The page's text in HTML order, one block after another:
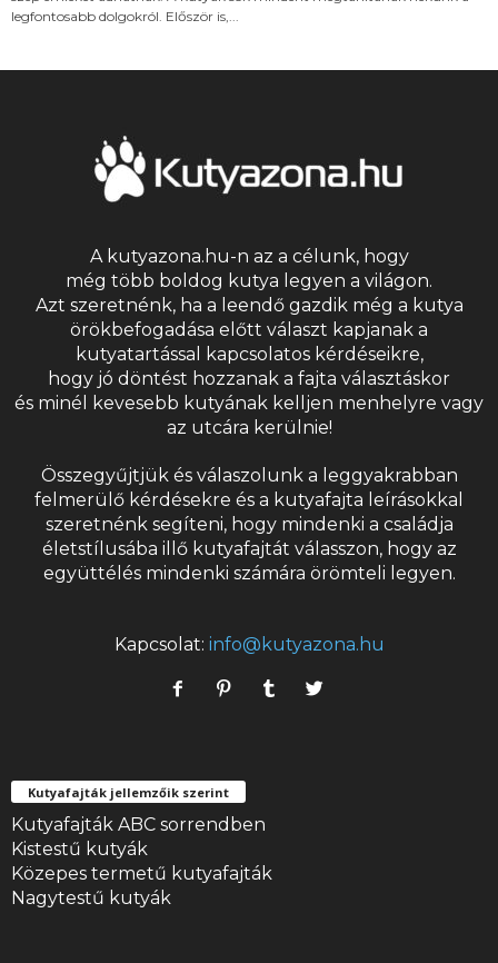
legfontosabb dolgokról. Először is,...
A kutyazona.hu-n az a célunk, hogy
még több boldog kutya legyen a világon.
Azt szeretnénk, ha a leendő gazdik még a kutya
örökbefogadása előtt választ kapjanak a
kutyatartással kapcsolatos kérdéseikre,
hogy jó döntést hozzanak a fajta választáskor
és minél kevesebb kutyának kelljen menhelyre vagy
az utcára kerülnie!
Összegyűjtjük és válaszolunk a leggyakrabban
felmerülő kérdésekre és a kutyafajta leírásokkal
szeretnénk segíteni, hogy mindenki a családja
életstílusába illő kutyafajtát válasszon, hogy az
együttélés mindenki számára örömteli legyen.
Kapcsolat: info@kutyazona.hu
Kutyafajták jellemzőik szerint
Kutyafajták ABC sorrendben
Kistestű kutyák
Közepes termetű kutyafajták
Nagytestű kutyák